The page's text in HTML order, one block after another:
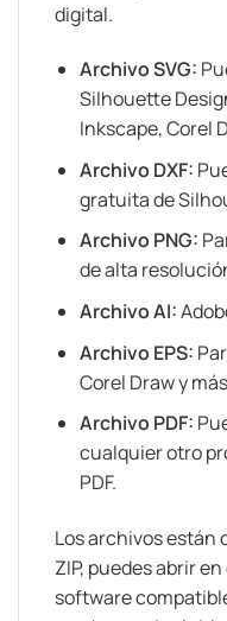
digital.
Archivo SVG:
Silhouette
Inkscape, Corel
Archivo DXF:
gratuita de
Archivo PNG:
de alta
Archivo AI:
Archivo EPS:
Corel Draw y
Archivo PDF:
cualquier otro
PDF.
Los archivos están
ZIP, puedes abrir
software